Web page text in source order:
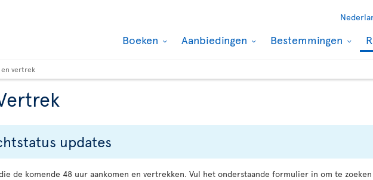
Boeken Aanbiedingen Bestemmingen
en vertrek
updates
de komende 48 uur aankomen en vertrekken. Vul het onderstaande formulier in om te